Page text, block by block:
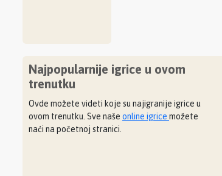
Najpopularnije igrice u ovom
trenutku
Ovde možete videti koje su najigranije igrice u
ovom trenutku. Sve naše online igrice možete
naći na početnoj stranici.